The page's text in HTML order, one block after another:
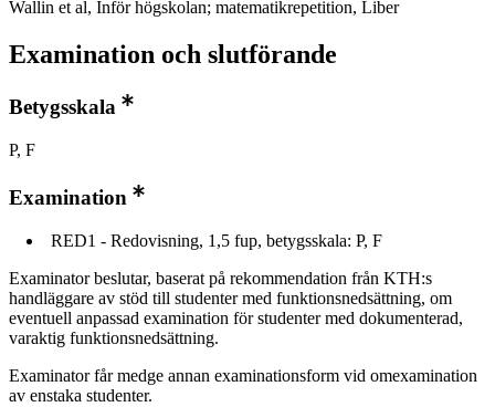
Wallin et al, Inför högskolan; matematikrepetition, Liber
Examination och slutförande
Betygsskala
P, F
Examination
RED1 - Redovisning, 1,5 fup, betygsskala: P, F
Examinator beslutar, baserat på rekommendation från KTH:s
handläggare av stöd till studenter med funktionsnedsättning, om
eventuell anpassad examination för studenter med dokumenterad,
varaktig funktionsnedsättning.
Examinator får medge annan examinationsform vid omexamination
av enstaka studenter.